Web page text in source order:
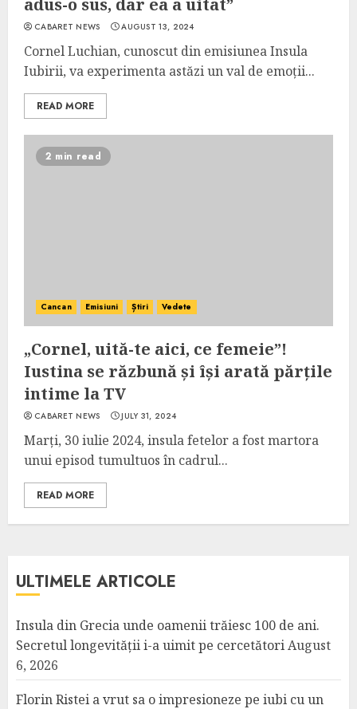
adus-o sus, dar ea a uitat”
CABARET NEWS AUGUST 13, 2024
Cornel Luchian, cunoscut din emisiunea Insula
Iubirii, va experimenta astăzi un val de emoții...
READ MORE
2 min read
Cancan Emisiuni Știri Vedete
„Cornel, uită-te aici, ce femeie”!
Iustina se răzbună și își arată părțile
intime la TV
CABARET NEWS JULY 31, 2024
Marți, 30 iulie 2024, insula fetelor a fost martora
unui episod tumultuos în cadrul...
READ MORE
ULTIMELE ARTICOLE
Insula din Grecia unde oamenii trăiesc 100 de ani.
Secretul longevității i-a uimit pe cercetătoriAugust
6, 2026
Florin Ristei a vrut sa o impresioneze pe iubi cu un